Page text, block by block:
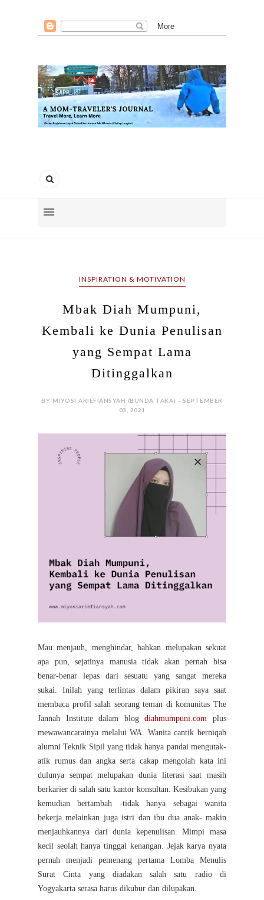
INSPIRATION & MOTIVATION
Mbak Diah Mumpuni,
Kembali ke Dunia Penulisan
yang Sempat Lama
Ditinggalkan
BY MIYOSI ARIEFIANSYAH (BUNDA TAKA) - SEPTEMBER
03, 2021
Mau menjauh, menghindar, bahkan melupakan sekuat
apa pun, sejatinya manusia tidak akan pernah bisa
benar-benar lepas dari sesuatu yang sangat mereka
sukai. Inilah yang terlintas dalam pikiran saya saat
membaca profil salah seorang teman di komunitas The
Jannah Institute dalam blogdiahmumpuni.com plus
mewawancarainya melalui WA. Wanita cantik berniqab
alumni Teknik Sipil yang tidak hanya pandai mengutak-
atik rumus dan angka serta cakap mengolah kata ini
dulunya sempat melupakan dunia literasi saat masih
berkarier di salah satu kantor konsultan. Kesibukan yang
kemudian bertambah -tidak hanya sebagai wanita
bekerja melainkan juga istri dan ibu dua anak- makin
menjauhkannya dari dunia kepenulisan. Mimpi masa
kecil seolah hanya tinggal kenangan. Jejak karya nyata
pernah menjadi pemenang pertama Lomba Menulis
Surat Cinta yang diadakan salah satu radio di
Yogyakarta serasa harus dikubur dan dilupakan.